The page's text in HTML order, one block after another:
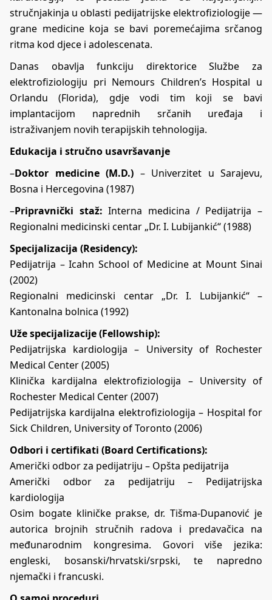
stručnjakinja u oblasti pedijatrijske elektrofiziologije —
grane medicine koja se bavi poremećajima srčanog
ritma kod djece i adolescenata.
Danas obavlja funkciju direktorice Službe za
elektrofiziologiju pri Nemours Children’s Hospital u
Orlandu (Florida), gdje vodi tim koji se bavi
implantacijom naprednih srčanih uređaja i
istraživanjem novih terapijskih tehnologija.
Edukacija i stručno usavršavanje
–Doktor medicine (M.D.) – Univerzitet u Sarajevu,
Bosna i Hercegovina (1987)
–Pripravnički staž: Interna medicina / Pedijatrija –
Regionalni medicinski centar „Dr. I. Lubijankić“ (1988)
Specijalizacija (Residency):
Pedijatrija – Icahn School of Medicine at Mount Sinai
(2002)
Regionalni medicinski centar „Dr. I. Lubijankić“ –
Kantonalna bolnica (1992)
Uže specijalizacije (Fellowship):
Pedijatrijska kardiologija – University of Rochester
Medical Center (2005)
Klinička kardijalna elektrofiziologija – University of
Rochester Medical Center (2007)
Pedijatrijska kardijalna elektrofiziologija – Hospital for
Sick Children, University of Toronto (2006)
Odbori i certifikati (Board Certifications):
Američki odbor za pedijatriju – Opšta pedijatrija
Američki odbor za pedijatriju – Pedijatrijska
kardiologija
Osim bogate kliničke prakse, dr. Tišma-Dupanović je
autorica brojnih stručnih radova i predavačica na
međunarodnim kongresima. Govori više jezika:
engleski, bosanski/hrvatski/srpski, te napredno
njemački i francuski.